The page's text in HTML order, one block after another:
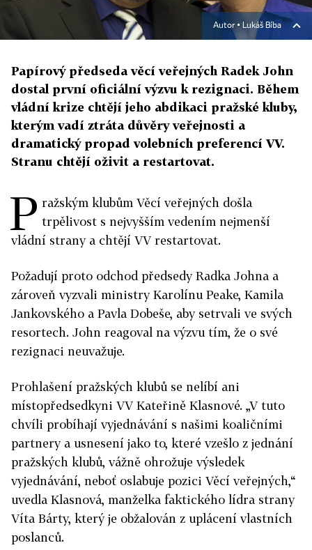
Autor ▪ Lukáš Bíba
Papírový předseda věcí veřejných Radek John
dostal první oficiální výzvu k rezignaci. Během
vládní krize chtějí jeho abdikaci pražské kluby,
kterým vadí ztráta důvěry veřejnosti a
dramatický propad volebních preferencí VV.
Stranu chtějí oživit a restartovat.
P ražským klubům Věcí veřejných došla
trpělivost s nejvyšším vedením nejmenší
vládní strany a chtějí VV restartovat.
Požadují proto odchod předsedy Radka Johna a
zároveň vyzvali ministry Karolínu Peake, Kamila
Jankovského a Pavla Dobeše, aby setrvali ve svých
resortech. John reagoval na výzvu tím, že o své
rezignaci neuvažuje.
Prohlašení pražských klubů se nelíbí ani
místopředsedkyni VV Kateřině Klasnové. „V tuto
chvíli probíhají vyjednávání s našimi koaličními
partnery a usnesení jako to, které vzešlo z jednání
pražských klubů, vážně ohrožuje výsledek
vyjednávání, neboť oslabuje pozici Věcí veřejných,“
uvedla Klasnová, manželka faktického lídra strany
Víta Bárty, který je obžalován z uplácení vlastních
poslanců.